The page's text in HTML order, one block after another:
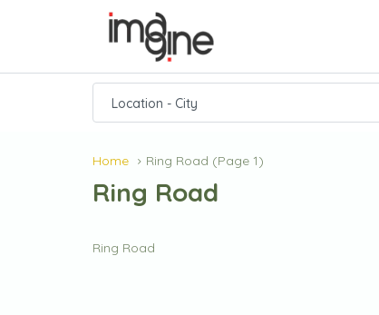
Location - City
Home Ring Road (Page 1)
Ring Road
Ring Road